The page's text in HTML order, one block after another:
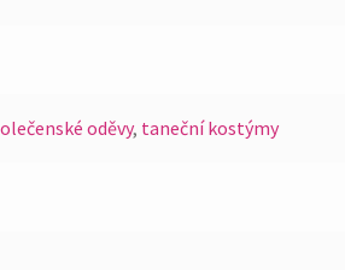
oděvy, taneční kostýmy